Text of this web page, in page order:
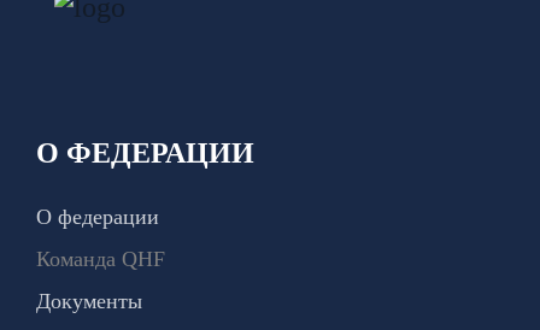
О ФЕДЕРАЦИИ
О федерации
Команда QHF
Документы